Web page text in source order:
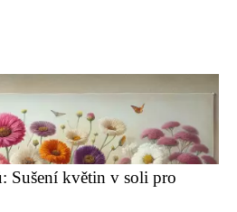
Sušení květin v soli pro